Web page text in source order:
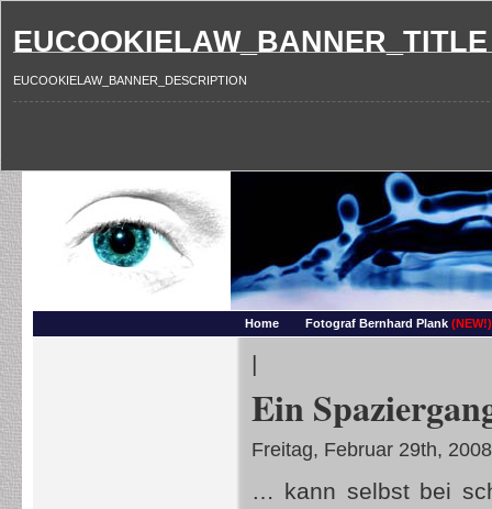
EUCOOKIELAW_BANNER_TITLE
EUCOOKIELAW_BANNER_DESCRIPTION
Home Fotograf Bernhard Plank (NEW!)
|
Ein
Freitag, Februar 29th, 2008
… kann selbst bei